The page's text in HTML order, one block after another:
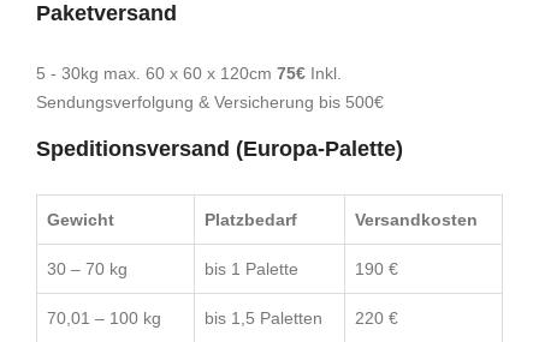
Paketversand
5 - 30kg max. 60 x 60 x 120cm 75€ Inkl.
Sendungsverfolgung & Versicherung bis 500€
Speditionsversand (Europa-Palette)
Gewicht Platzbedarf Versandkosten
30 – 70 kg bis 1 Palette 190 €
70,01 – 100 kg bis 1,5 Paletten 220 €